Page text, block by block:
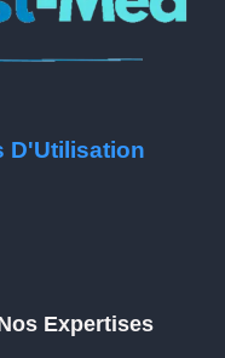
D'Utilisation
Expertises